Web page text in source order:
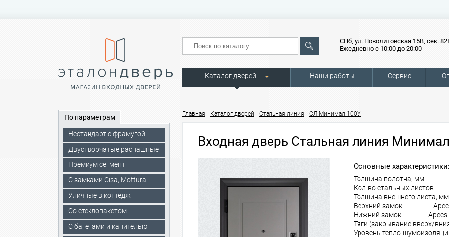
СПб, ул. Новолитовская 15В, сек.
Ежедневно с 10:00 до 20:00
Каталог дверей Наши работы Сервис
По параметрам
Нестандарт с фрамугой
Двустворчатые распашные
Премиум сегмент
C замками Cisa, Mottura
Уличные в коттедж
Со стеклопакетом
С багетами и капителью
Главная - Каталог дверей - Стальная линия - СЛ Минимал 100У
Входная дверь Стальная линия
Основные характеристики:
Толщина полотна, мм
Кол-во стальных листов
Толщина внешнего листа, мм
Верхний замок
Нижний замок
Apecs
Тяги (закрывание вверх/
Уровень тепло-